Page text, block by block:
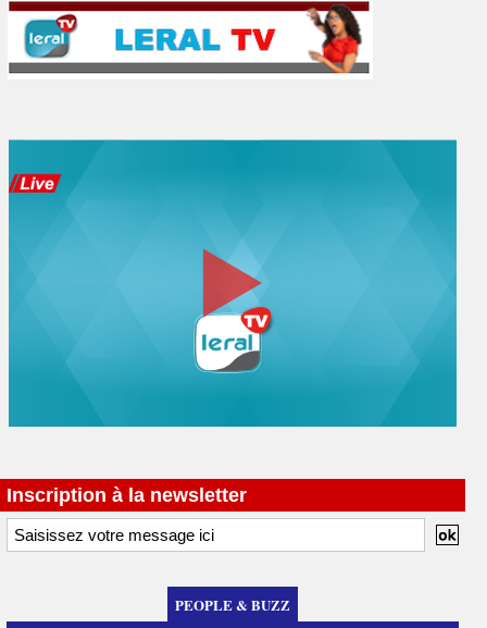
Inscription à la newsletter
PEOPLE & BUZZ